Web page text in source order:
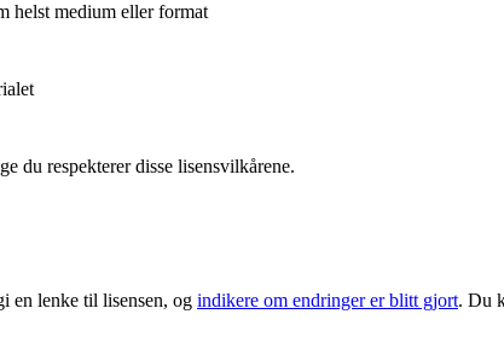
helst medium eller format
du respekterer disse lisensvilkårene.
en lenke til lisensen, og indikere om endringer er blitt gjort. Du